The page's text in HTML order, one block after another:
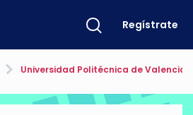
Regístrate
Universidad Politécnica de Valencia